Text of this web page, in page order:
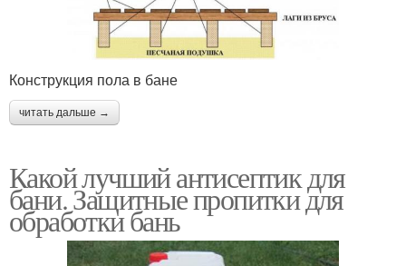
Конструкция пола в бане
читать дальше →
Какой лучший антисептик для
бани. Защитные пропитки для
обработки бань